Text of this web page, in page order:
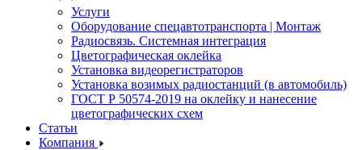
Услуги
Оборудование спецавтотранспорта | Монтаж
Радиосвязь. Системная интеграция
Цветографическая оклейка
Установка видеорегистраторов
Установка возимых радиостанций (в автомобиль)
ГОСТ Р 50574-2019 на оклейку и нанесение
цветографических схем
Статьи
Компания